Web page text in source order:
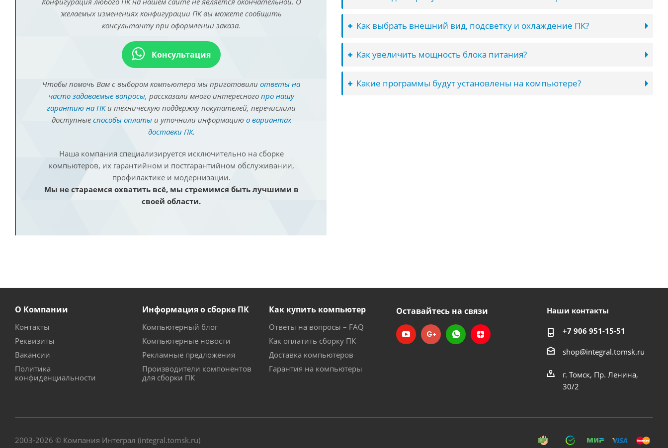
желаемых изменениях конфигурации ПК вы можете сообщить
консультанту при оформлении заказа.
Консультация
Чтобы помочь Вам с выбором компьютера мы приготовили ответы на
часто задаваемые вопросы, рассказали много интересного про нашу
гарантию на ПКи техническую поддержку покупателей, перечислили
доступные способы оплатыи уточнили информацию о вариантах
доставки ПК.
Наша компания специализируется исключительно на сборке
компьютеров, их гарантийном и постгарантийном обслуживании,
профилактике и модернизации.
Мы не стараемся охватить всё, мы стремимся быть лучшими в
своей области.
Как выбрать внешний вид, подсветку и охлаждение ПК?
Как увеличить мощность блока питания?
Какие программы будут установлены на компьютере?
О Компании
Контакты
Реквизиты
Вакансии
Политика
конфиденциальности
Информация о сборке ПК
Компьютерный блог
Компьютерные новости
Рекламные предложения
Производители компонентов
для сборки ПК
Как купить компьютер
Ответы на вопросы – FAQ
Как оплатить сборку ПК
Доставка компьютеров
Гарантия на компьютеры
Оставайтесь на связи Наши контакты
+7 906 951-15-51
shop@integral.tomsk.ru
г. Томск, Пр. Ленина,
30/2
2003-2026 © Компания Интеграл (integral.tomsk.ru)